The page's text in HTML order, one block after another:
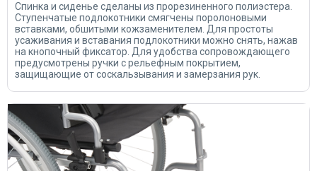
Спинка и сиденье сделаны из прорезиненного полиэстера.
Ступенчатые подлокотники смягчены поролоновыми
вставками, обшитыми кожзаменителем. Для простоты
усаживания и вставания подлокотники можно снять, нажав
на кнопочный фиксатор. Для удобства сопровождающего
предусмотрены ручки с рельефным покрытием,
защищающие от соскальзывания и замерзания рук.